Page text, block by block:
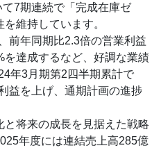
7期連続で「完成在庫ゼ
維持しています。
前年同期比2.3倍の営業利益
を達成するなど、好調な業績
年3月期第2四半期累計で
益を上げ、通期計画の進捗
将来の成長を見据えた戦略
年度には連結売上高285億